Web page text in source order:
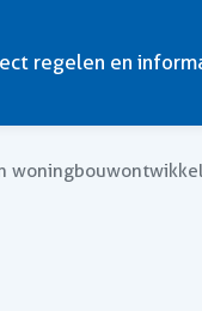
regelen en